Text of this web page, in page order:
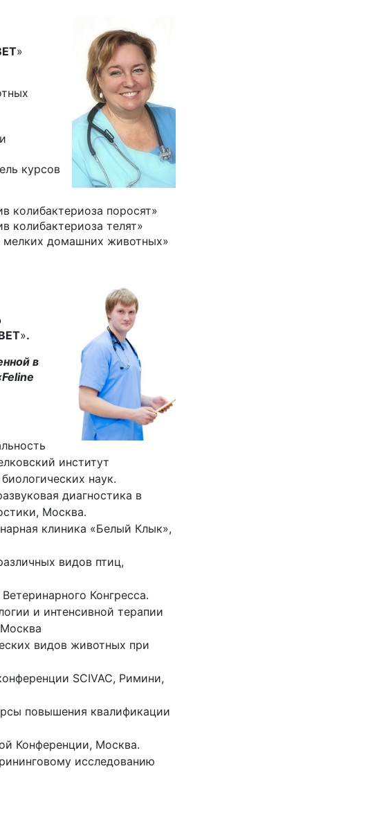
»
курсов
колибактериоза поросят»
колибактериоза телят»
мелких домашних животных»
».
в
институт
наук.
диагностика в
Москва.
клиника «Белый Клык»,
видов птиц,
Конгресса.
и интенсивной терапии
видов животных при
SCIVAC, Римини,
повышения квалификации
Конференции, Москва.
исследованию